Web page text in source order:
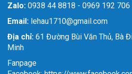
Zalo: 0938 44 8818 - 0969 192 706
Email: lehau1710@gmail.com
Địa chỉ: 61 Đường Bùi Văn Thủ, Bà
Minh
Fanpage